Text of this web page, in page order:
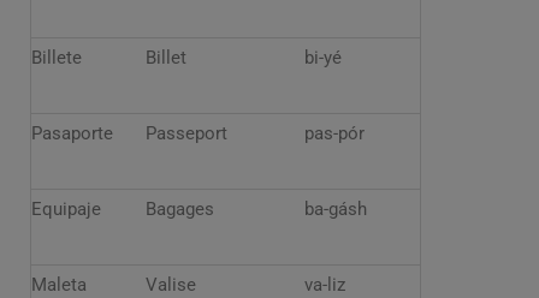
Billete Billet bi-yé
Pasaporte Passeport pas-pór
Equipaje Bagages ba-gásh
Maleta Valise va-liz